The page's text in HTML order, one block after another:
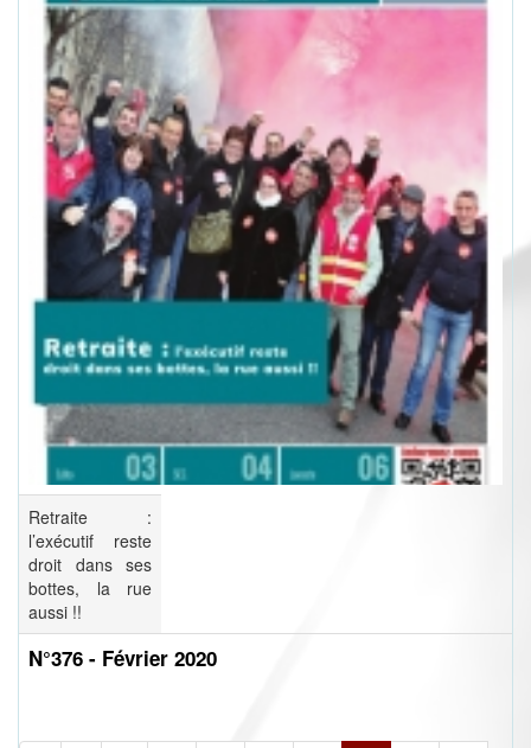
Retraite :
l’exécutif reste
droit dans ses
bottes, la rue
aussi !!
N°376 - Février 2020